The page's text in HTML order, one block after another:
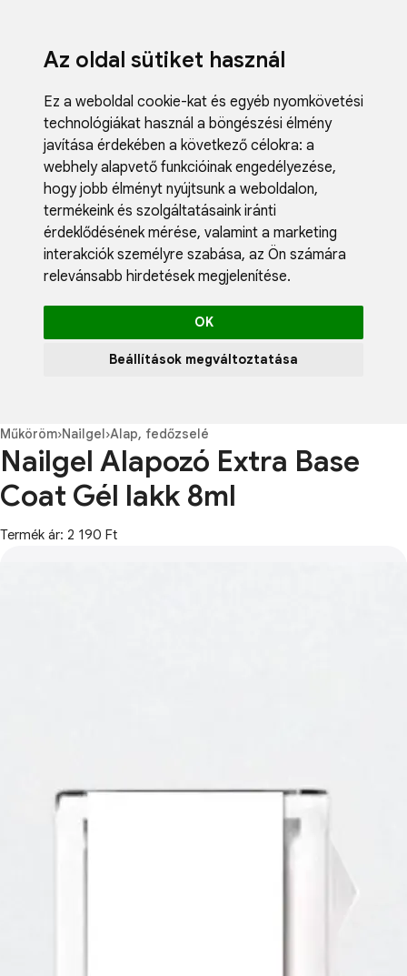
Az oldal sütiket használ
Ez a weboldal cookie-kat és egyéb nyomkövetési
technológiákat használ a böngészési élmény
javítása érdekében a következő célokra: a
webhely alapvető funkcióinak engedélyezése,
hogy jobb élményt nyújtsunk a weboldalon,
termékeink és szolgáltatásaink iránti
érdeklődésének mérése, valamint a marketing
interakciók személyre szabása, az Ön számára
relevánsabb hirdetések megjelenítése.
OK
Beállítások megváltoztatása
Blog
Műköröm›Nailgel›Alap, fedőzselé
Nailgel Alapozó Extra Base
Coat Gél lakk 8ml
Termék ár: 2 190 Ft